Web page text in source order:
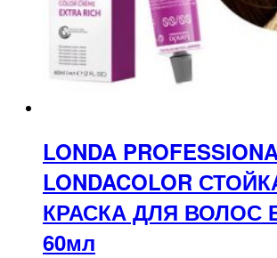
LONDA
LONDACOLOR
КРАСКА ДЛЯ ВОЛОС
60мл